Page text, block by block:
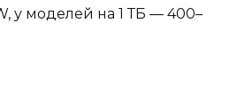
у моделей на 1 ТБ — 400–